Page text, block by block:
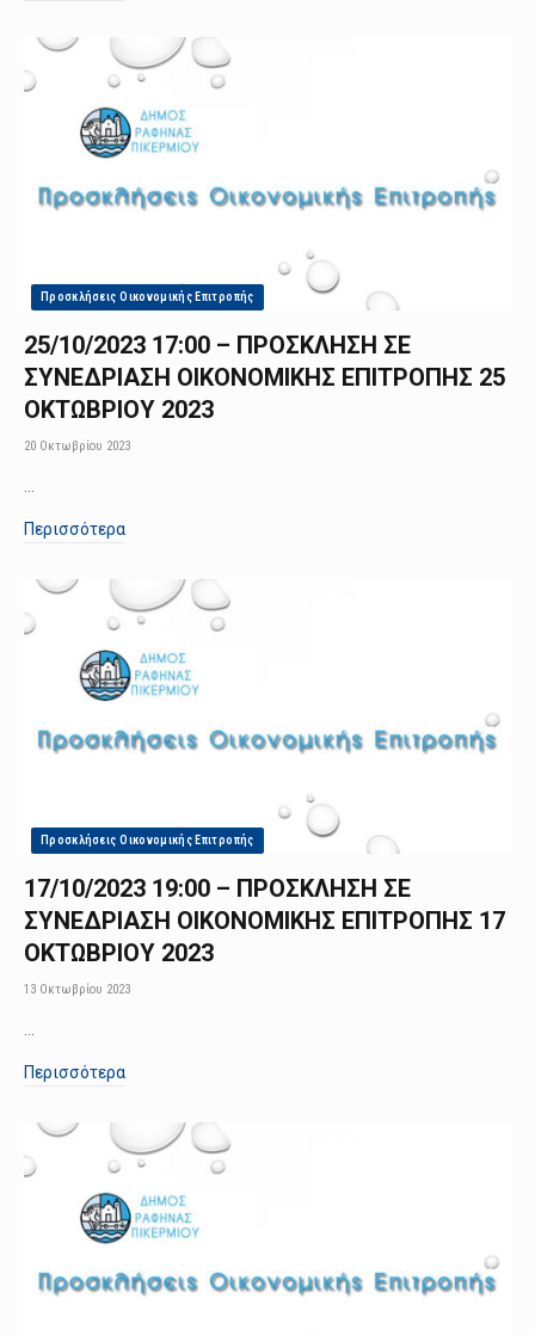
Προσκλήσεις Οικονομικής Επιτροπής
25/10/2023 17:00 – ΠΡΟΣΚΛΗΣΗ ΣΕ
ΣΥΝΕΔΡΙΑΣΗ ΟΙΚΟΝΟΜΙΚΗΣ ΕΠΙΤΡΟΠΗΣ 25
ΟΚΤΩΒΡΙΟΥ 2023
20 Οκτωβρίου 2023
Περισσότερα
Προσκλήσεις Οικονομικής Επιτροπής
17/10/2023 19:00 – ΠΡΟΣΚΛΗΣΗ ΣΕ
ΣΥΝΕΔΡΙΑΣΗ ΟΙΚΟΝΟΜΙΚΗΣ ΕΠΙΤΡΟΠΗΣ 17
ΟΚΤΩΒΡΙΟΥ 2023
13 Οκτωβρίου 2023
Περισσότερα